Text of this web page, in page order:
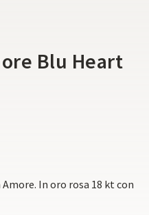
Blu Heart
In oro rosa 18 kt con